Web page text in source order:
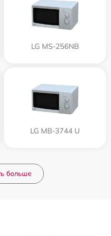
LG MS-256NB
LG MB-3744 U
больше